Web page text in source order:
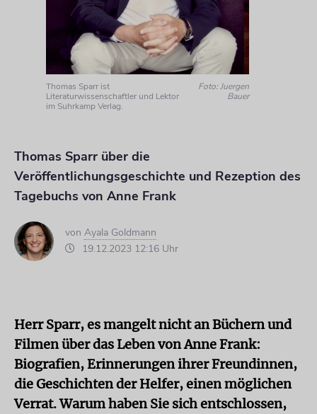
Thomas Sparr ist
Literaturwissenschaftler und Lektor
im Suhrkamp Verlag.
Foto: Juergen
Bauer
Thomas Sparr über die
Veröffentlichungsgeschichte und Rezeption des
Tagebuchs von Anne Frank
von Ayala Goldmann
19.12.2023 12:16 Uhr
Herr Sparr, es mangelt nicht an Büchern und
Filmen über das Leben von Anne Frank:
Biografien, Erinnerungen ihrer Freundinnen,
die Geschichten der Helfer, einen möglichen
Verrat. Warum haben Sie sich entschlossen,